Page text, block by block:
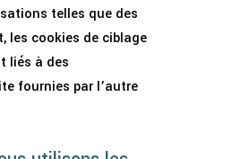
telles que des
les cookies de ciblage
liés à des
fournies par l’autre